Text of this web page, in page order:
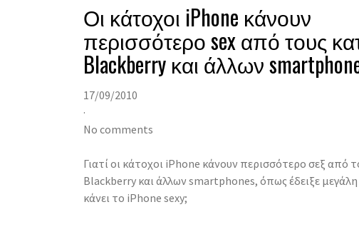
Οι κάτοχοι iPhone κάνουν
περισσότερο sex από τους
Blackberry και άλλων
17/09/2010
·
No comments
Γιατί οι κάτοχοι iPhone κάνουν περισσότερο σεξ από
Blackberry και άλλων smartphones, όπως έδειξε μεγάλη
κάνει το iPhone sexy;